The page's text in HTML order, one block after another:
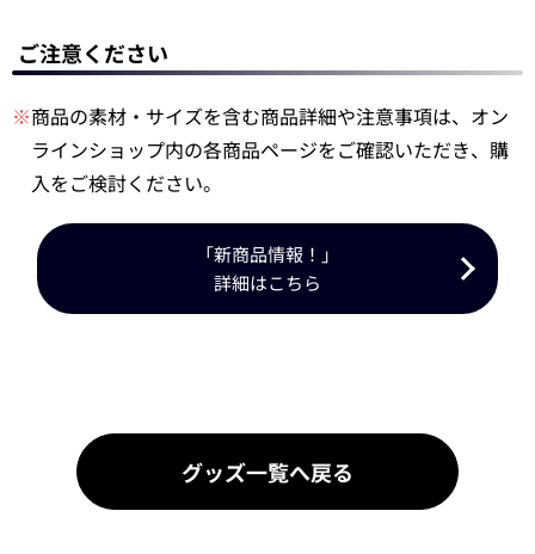
ご注意ください
※商品の素材・サイズを含む商品詳細や注意事項は、オン
ラインショップ内の各商品ページをご確認いただき、購
入をご検討ください。
「新商品情報！」
詳細はこちら
グッズ一覧へ戻る